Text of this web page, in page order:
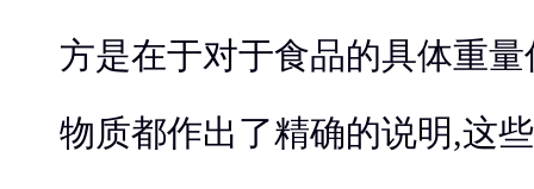
方是在于对于食品的具体重
物质都作出了精确的说明,这